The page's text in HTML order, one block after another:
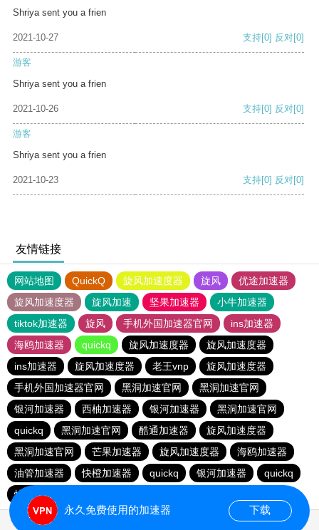
Shriya sent you a frien
2021-10-27 支持[0] 反对[0]
游客
Shriya sent you a frien
2021-10-26 支持[0] 反对[0]
游客
Shriya sent you a frien
2021-10-23 支持[0] 反对[0]
友情链接
网站地图 QuickQ 旋风加速度器 旋风
优途加速器
旋风加速度器
旋风加速 坚果加速器
小牛加速器
tiktok加速器
旋风 手机外国加速器官网
ins加速器
海鸥加速器
quickq 旋风加速度器
旋风加速度器
ins加速器
旋风加速度器 老王vnp
旋风加速度器
手机外国加速器官网
黑洞加速官网
黑洞加速官网
银河加速器
西柚加速器 银河加速器
黑洞加速官网
quickq
黑洞加速官网 酷通加速器
旋风加速度器
黑洞加速官网
芒果加速器 旋风加速度器
海鸥加速器
油管加速器
快橙加速器 quickq 银河加速器
quickq
快鸭加速器
永久免费使用的加速器 下载